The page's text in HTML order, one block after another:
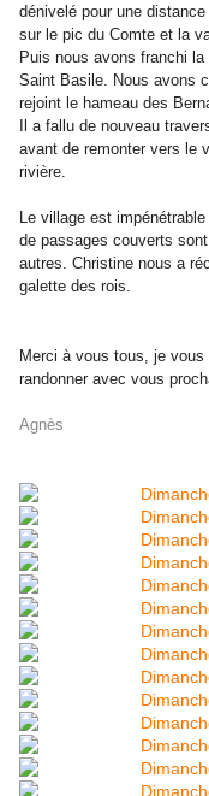
dénivelé pour une
sur le pic du Comte et la
Puis nous avons franchi
Saint Basile. Nous avons
rejoint le hameau des
Il a fallu de nouveau
avant de remonter vers le
rivière.
Le village est
de passages couverts
autres. Christine nous a
galette des rois.
Merci à vous tous, je
randonner avec vous
Agnès